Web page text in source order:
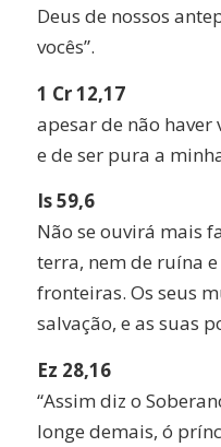
Deus de nossos
vocês”.
1 Cr 12,17
apesar de não
e de ser pura a
Is 59,6
Não se ouvirá mais
terra, nem de ruína
fronteiras. Os seus
salvação, e as suas
Ez 28,16
“Assim diz o
longe demais, ó